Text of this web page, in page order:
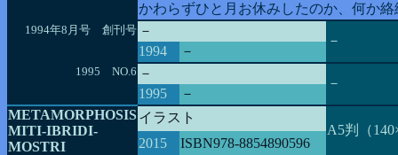
かわらずひと月お休みしたのか、何か
1994年8月号 創刊号 －
－
1994 －
1995 NO.6 －
－
1995
－
METAMORPHOSIS
MITI-IBRIDI-
MOSTRI
イラスト
A5判（
2015
ISBN978-8854890596